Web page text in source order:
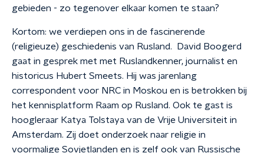
gebieden - zo tegenover elkaar komen te staan?
Kortom: we verdiepen ons in de fascinerende
(religieuze) geschiedenis van Rusland. David Boogerd
gaat in gesprek met met Ruslandkenner, journalist en
historicus Hubert Smeets. Hij was jarenlang
correspondent voor NRC in Moskou en is betrokken bij
het kennisplatform Raam op Rusland. Ook te gast is
hoogleraar Katya Tolstaya van de Vrije Universiteit in
Amsterdam. Zij doet onderzoek naar religie in
voormalige Sovjetlanden en is zelf ook van Russische